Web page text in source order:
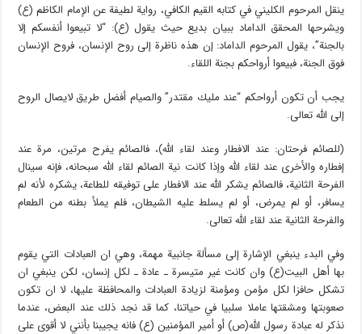
ينقل المرحوم الكليني في كتابه القيم الكافي، رواية لطيفة عن الإمام الكاظم (ع)
ويشرحها المحقق الداماد ببيان بديع حيث يقول (ع): “لا تبيعوا أنفسكم إلا
بالجنة”، يقول المرحوم الداماد: إن هذه ناظرة إلى روح الإنسان، فروح الإنسان
فوق الجنة، فبيعوا أرواحكم بجنة اللقاء.
يجب أن تكون أرواحكم “عند مليك مقتدر” والصيام أفضل طريق لايصال الروح
إلى الله تعالى.
(للصائم فرحتان: عند الافطار وعند لقاء الله)، فالصائم يفرح مرتين، مرة عند
إفطاره والأخرى عند لقاء الله وإذا كانت نية الصائم لقاء الله سبحانه، فإنه سينال
الفرحة الثانية، فالصائم يشكر الله عند الافطار على توفيقه للطاعة، يشكره لأنه لم
يسافر، أو لم يمرض، أو لم يسلط عليه الشيطان، فلم يملأ بطنه من الطعام
والفرحة الثانية عند لقاء الله تعالى.
وفي البدء ينبغي الإشارة إلى مسألة جانبية مهمة، وهي ان العبادات التي يقوم
بها أهل البيت(ع) وان كانت غير متيسرة ـ عادة ـ لكل إنسان، لكن ينبغي ان
تشكل حافزا لكل مؤمن ومؤمنة لزيادة العبادات والمحافظة عليها، لا ان تكون
صعوبتها ومشقتها عاملا سلبيا في حياتنا، كما قد نجد ذلك عند البعض، عندما
نذكر له عبادة رسول الله(ص) أو أمير المؤمنين (ع) فانه يجيبنا بأنني لا أقوى على